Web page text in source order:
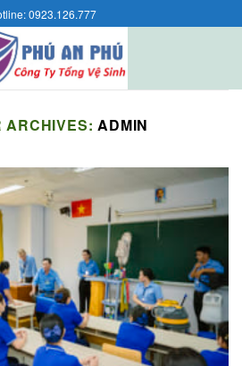
0923.126.777
ARCHIVES:ADMIN